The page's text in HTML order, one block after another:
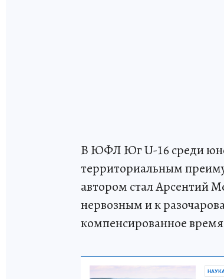
В ЮФЛ Юг U-16 среди
территориальным
автором стал Арсентий
нервозным и к
компенсированное